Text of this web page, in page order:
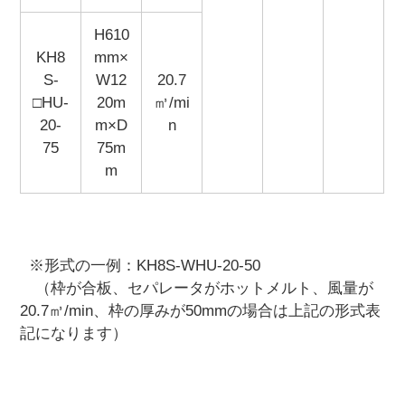
KH8
S-
□HU-
20-
75
H610
mm×
W12
20m
m×D
75m
m
20.7
㎥/mi
n
※形式の一例：KH8S-WHU-20-50
（枠が合板、セパレータがホットメルト、風量が
20.7㎥/min、枠の厚みが50mmの場合は上記の形式表
記になります）